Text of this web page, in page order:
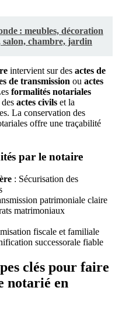
: meubles, décoration
salon, chambre, jardin
intervient sur des actes de
de transmission ou actes
formalités notariales
actes civils et la
La conservation des
offre une traçabilité
par le notaire
: Sécurisation des
patrimoniale claire
matrimoniaux
fiscale et familiale
successorale fiable
clés pour faire
notarié en